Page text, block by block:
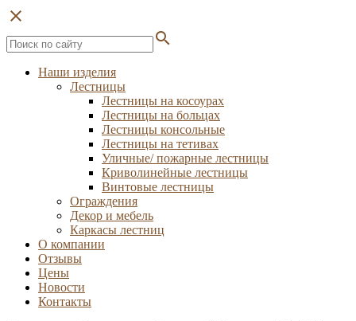
close
search
Наши изделия
Лестницы
Лестницы на косоурах
Лестницы на больцах
Лестницы консольные
Лестницы на тетивах
Уличные/ пожарные лестницы
Криволинейные лестницы
Винтовые лестницы
Ограждения
Декор и мебель
Каркасы лестниц
О компании
Отзывы
Цены
Новости
Контакты